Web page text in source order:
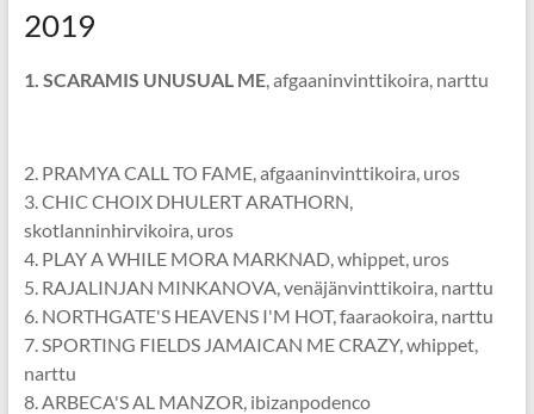
2019
1. SCARAMIS UNUSUAL ME, afgaaninvinttikoira, narttu
2. PRAMYA CALL TO FAME, afgaaninvinttikoira, uros
3. CHIC CHOIX DHULERT ARATHORN,
skotlanninhirvikoira, uros
4. PLAY A WHILE MORA MARKNAD, whippet, uros
5. RAJALINJAN MINKANOVA, venäjänvinttikoira, narttu
6. NORTHGATE'S HEAVENS I'M HOT, faaraokoira, narttu
7. SPORTING FIELDS JAMAICAN ME CRAZY, whippet,
narttu
8. ARBECA'S AL MANZOR, ibizanpodenco